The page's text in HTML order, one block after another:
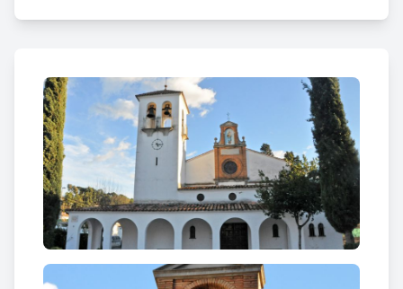
l’edifici. A interior una imatge de laMare de Déu
A l’esquerra de la nau del temple s’aixeca un
campanar de torre de base quadrada alternant
dues i una obertures amb baranes al pis superior.